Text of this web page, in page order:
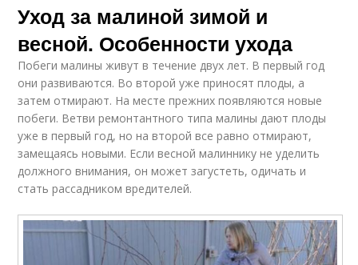
Уход за малиной зимой и
весной. Особенности ухода
Побеги малины живут в течение двух лет. В первый год
они развиваются. Во второй уже приносят плоды, а
затем отмирают. На месте прежних появляются новые
побеги. Ветви ремонтантного типа малины дают плоды
уже в первый год, но на второй все равно отмирают,
замещаясь новыми. Если весной малиннику не уделить
должного внимания, он может загустеть, одичать и
стать рассадником вредителей.